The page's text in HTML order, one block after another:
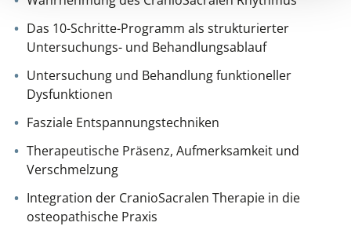
Das 10-Schritte-Programm als strukturierter
Untersuchungs- und Behandlungsablauf
Untersuchung und Behandlung funktioneller
Dysfunktionen
Fasziale Entspannungstechniken
Therapeutische Präsenz, Aufmerksamkeit und
Verschmelzung
Integration der CranioSacralen Therapie in die
osteopathische Praxis